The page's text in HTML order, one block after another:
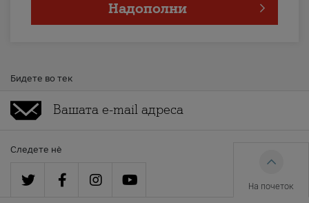
Надополни
Бидете во тек
Следете нè
На почеток